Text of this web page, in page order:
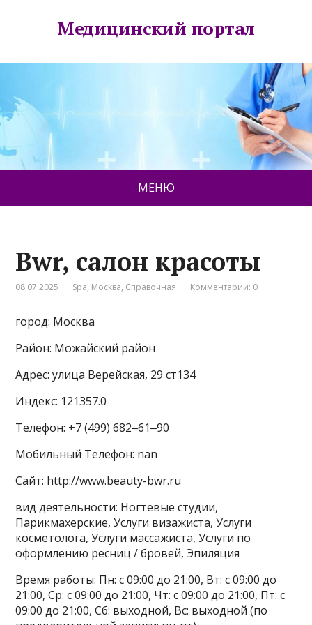
Медицинский портал
МЕНЮ
Bwr, салон красоты
08.07.2025 Spa, Москва, Справочная Комментарии: 0
город: Москва
Район: Можайский район
Адрес: улица Верейская, 29 ст134
Индекс: 121357.0
Телефон: +7 (499) 682‒61‒90
Мобильный Телефон: nan
Сайт: http://www.beauty-bwr.ru
вид деятельности: Ногтевые студии,
Парикмахерские, Услуги визажиста, Услуги
косметолога, Услуги массажиста, Услуги по
оформлению ресниц / бровей, Эпиляция
Время работы: Пн: с 09:00 до 21:00, Вт: с 09:00 до
21:00, Ср: с 09:00 до 21:00, Чт: с 09:00 до 21:00, Пт: с
09:00 до 21:00, Сб: выходной, Вс: выходной (по